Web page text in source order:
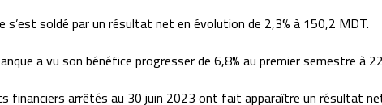
soldé par un résultat net en évolution de 2,3% à 150,2 MDT.
a vu son bénéfice progresser de 6,8% au premier semestre à
financiers arrêtés au 30 juin 2023 ont fait apparaître un résultat